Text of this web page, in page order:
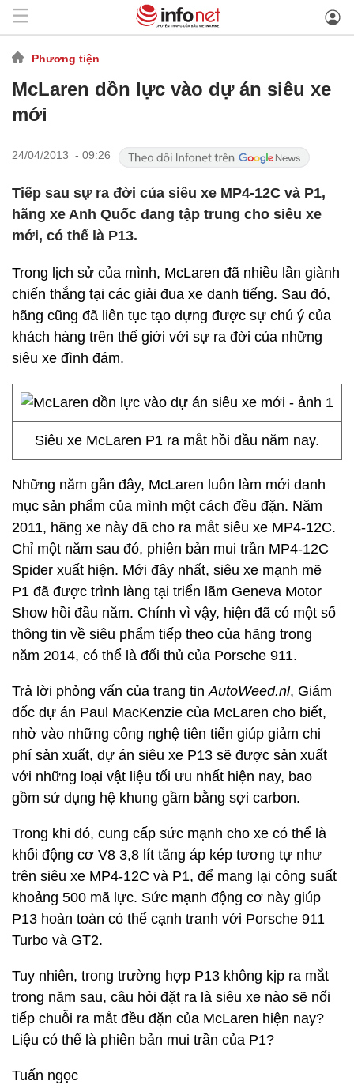
Phương tiện
McLaren dồn lực vào dự án siêu xe
mới
24/04/2013 - 09:26
Tiếp sau sự ra đời của siêu xe MP4-12C và P1,
hãng xe Anh Quốc đang tập trung cho siêu xe
mới, có thể là P13.
Trong lịch sử của mình, McLaren đã nhiều lần giành
chiến thắng tại các giải đua xe danh tiếng. Sau đó,
hãng cũng đã liên tục tạo dựng được sự chú ý của
khách hàng trên thế giới với sự ra đời của những
siêu xe đình đám.
Siêu xe McLaren P1 ra mắt hồi đầu năm nay.
Những năm gần đây, McLaren luôn làm mới danh
mục sản phẩm của mình một cách đều đặn. Năm
2011, hãng xe này đã cho ra mắt siêu xe MP4-12C.
Chỉ một năm sau đó, phiên bản mui trần MP4-12C
Spider xuất hiện. Mới đây nhất, siêu xe mạnh mẽ
P1 đã được trình làng tại triển lãm Geneva Motor
Show hồi đầu năm. Chính vì vậy, hiện đã có một số
thông tin về siêu phẩm tiếp theo của hãng trong
năm 2014, có thể là đối thủ của Porsche 911.
Trả lời phỏng vấn của trang tinAutoWeed.nl, Giám
đốc dự án Paul MacKenzie của McLaren cho biết,
nhờ vào những công nghệ tiên tiến giúp giảm chi
phí sản xuất, dự án siêu xe P13 sẽ được sản xuất
với những loại vật liệu tối ưu nhất hiện nay, bao
gồm sử dụng hệ khung gầm bằng sợi carbon.
Trong khi đó, cung cấp sức mạnh cho xe có thể là
khối động cơ V8 3,8 lít tăng áp kép tương tự như
trên siêu xe MP4-12C và P1, để mang lại công suất
khoảng 500 mã lực. Sức mạnh động cơ này giúp
P13 hoàn toàn có thể cạnh tranh với Porsche 911
Turbo và GT2.
Tuy nhiên, trong trường hợp P13 không kịp ra mắt
trong năm sau, câu hỏi đặt ra là siêu xe nào sẽ nối
tiếp chuỗi ra mắt đều đặn của McLaren hiện nay?
Liệu có thể là phiên bản mui trần của P1?
Tuấn ngọc